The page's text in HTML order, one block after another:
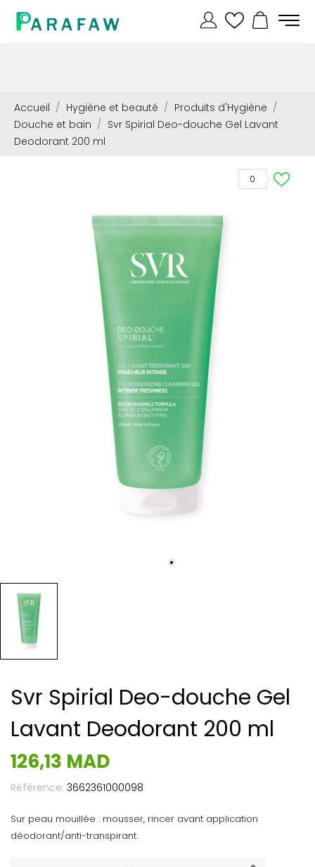
Accueil Hygiène et beauté
Produits d'Hygiène
Douche et bain
Svr Spirial Deo-douche Gel Lavant
Deodorant 200 ml
0
Svr Spirial Deo-douche Gel
Lavant Deodorant 200 ml
126,13 MAD
Référence: 3662361000098
Sur peau mouillée : mousser, rincer avant application
déodorant/anti-transpirant.